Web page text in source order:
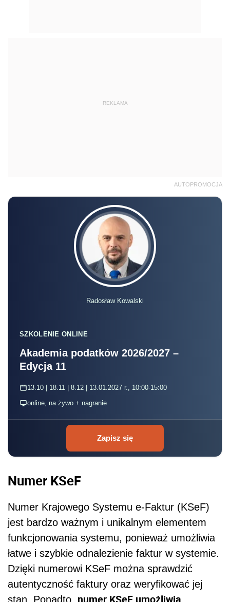
REKLAMA
AUTOPROMOCJA
Radosław Kowalski
SZKOLENIE ONLINE
Akademia podatków 2026/2027 –
Edycja 11
13.10 | 18.11 | 8.12 | 13.01.2027 r., 10:00-15:00
online, na żywo + nagranie
Zapisz się
Numer KSeF
Numer Krajowego Systemu e-Faktur (KSeF)
jest bardzo ważnym i unikalnym elementem
funkcjonowania systemu, ponieważ umożliwia
łatwe i szybkie odnalezienie faktur w systemie.
Dzięki numerowi KSeF można sprawdzić
autentyczność faktury oraz weryfikować jej
stan. Ponadto,